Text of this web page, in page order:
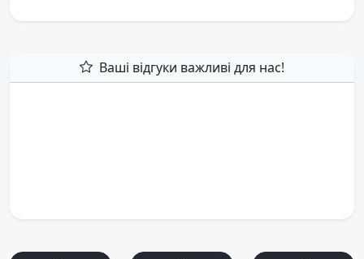
Ваші відгуки важливі для нас!